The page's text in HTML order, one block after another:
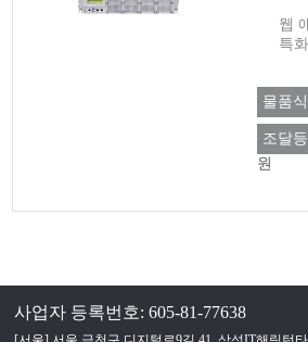
웹
특
물품
조달
원
사업자 등록번호: 605-81-77638